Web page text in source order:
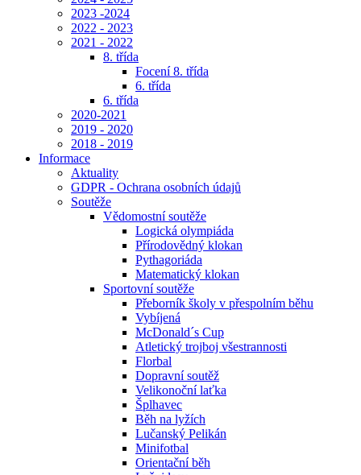
2023 -2024
2022 - 2023
2021 - 2022
8. třída
Focení 8. třída
6. třída
6. třída
2020-2021
2019 - 2020
2018 - 2019
Informace
Aktuality
GDPR - Ochrana osobních údajů
Soutěže
Vědomostní soutěže
Logická olympiáda
Přírodovědný klokan
Pythagoriáda
Matematický klokan
Sportovní soutěže
Přeborník školy v přespolním běhu
Vybíjená
McDonald´s Cup
Atletický trojboj všestrannosti
Florbal
Dopravní soutěž
Velikonoční laťka
Šplhavec
Běh na lyžích
Lučanský Pelikán
Minifotbal
Orientační běh